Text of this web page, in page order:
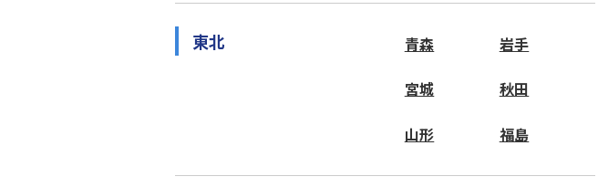
東北 青森 岩手
宮城 秋田
山形 福島